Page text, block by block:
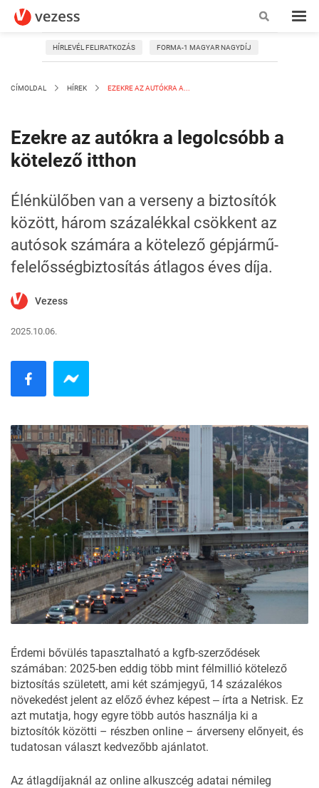
HÍRLEVÉL FELIRATKOZÁS FORMA-1 MAGYAR NAGYDÍJ
CÍMOLDAL HÍREK EZEKRE AZ AUTÓKRA A...
Ezekre az autókra a legolcsóbb a
kötelező itthon
Élénkülőben van a verseny a biztosítók
között, három százalékkal csökkent az
autósok számára a kötelező gépjármű-
felelősségbiztosítás átlagos éves díja.
Vezess
2025.10.06.
Érdemi bővülés tapasztalható a kgfb-szerződések
számában: 2025-ben eddig több mint félmillió kötelező
biztosítás született, ami két számjegyű, 14 százalékos
növekedést jelent az előző évhez képest ‒ írta a Netrisk. Ez
azt mutatja, hogy egyre több autós használja ki a
biztosítók közötti – részben online – árverseny előnyeit, és
tudatosan választ kedvezőbb ajánlatot.
Az átlagdíjaknál az online alkuszcég adatai némileg